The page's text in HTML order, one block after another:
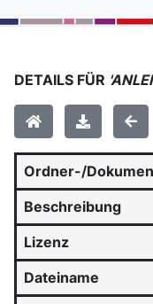
DETAILS FÜR
Ordner-/
Beschreibung
Lizenz
Dateiname